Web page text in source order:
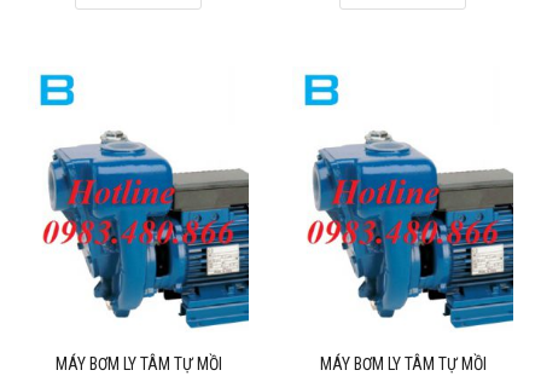
MÁY BƠM LY TÂM TỰ MỒI
MÁY BƠM LY TÂM TỰ MỒI